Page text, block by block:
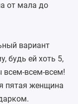
от мала до
вариант
будь ей хоть 5,
всем-всем-всем!
пятая женщина